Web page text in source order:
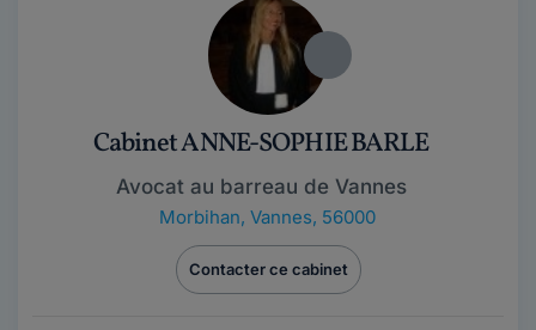
Cabinet ANNE-SOPHIE BARLE
Avocat au barreau de Vannes
Morbihan, Vannes, 56000
Contacter ce cabinet